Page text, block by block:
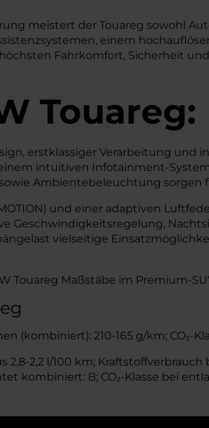
meistert der Touareg sowohl
einem
Fahrkomfort, Sicherheit
Touareg:
erstklassiger Verarbeitung und
intuitiven Infotainment-
Ambientebeleuchtung sorgen
und einer adaptiven
Geschwindigkeitsregelung,
vielseitige
Touareg Maßstäbe im Premium-
(kombiniert): 210-165 g/km; CO₂-
2,2 l/100 km;
kombiniert: B; CO₂-Klasse bei